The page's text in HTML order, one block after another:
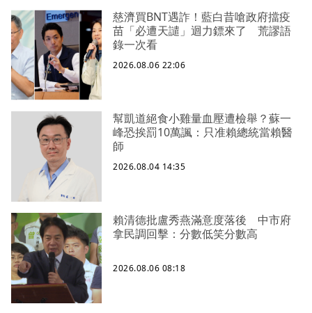
慈濟買BNT遇詐！藍白昔嗆政府擋疫
苗「必遭天譴」迴力鏢來了 荒謬語
錄一次看
2026.08.06 22:06
幫凱道絕食小雞量血壓遭檢舉？蘇一
峰恐挨罰10萬諷：只准賴總統當賴醫
師
2026.08.04 14:35
賴清德批盧秀燕滿意度落後 中市府
拿民調回擊：分數低笑分數高
2026.08.06 08:18